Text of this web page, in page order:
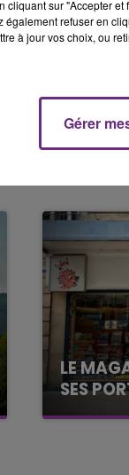
mètre de lui au
au 0
LE
SES
C'était
cliquant sur "Accepter
également refuser en
à jour vos choix, ou
Gérer